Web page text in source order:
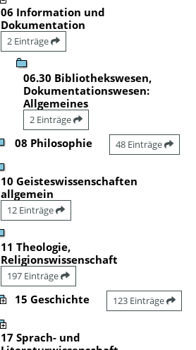
06 Information und
Dokumentation
2 Einträge
06.30 Bibliothekswesen,
Dokumentationswesen:
Allgemeines
2 Einträge
08 Philosophie 48 Einträge
10 Geisteswissenschaften
allgemein
12 Einträge
11 Theologie,
Religionswissenschaft
197 Einträge
15 Geschichte 123 Einträge
17 Sprach- und